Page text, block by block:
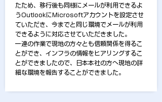
たため、移行後も同様にメールが利用できるよ
うOutlookにMicrosoftアカウントを設定させ
ていただき、今までと同じ環境でメールが利用
できるように対応させていただきました。
一連の作業で現地の方々とも信頼関係を得るこ
とができ、インフラの情報をヒアリングするこ
とができましたので、日本本社の方へ現地の詳
細な環境を報告することができました。